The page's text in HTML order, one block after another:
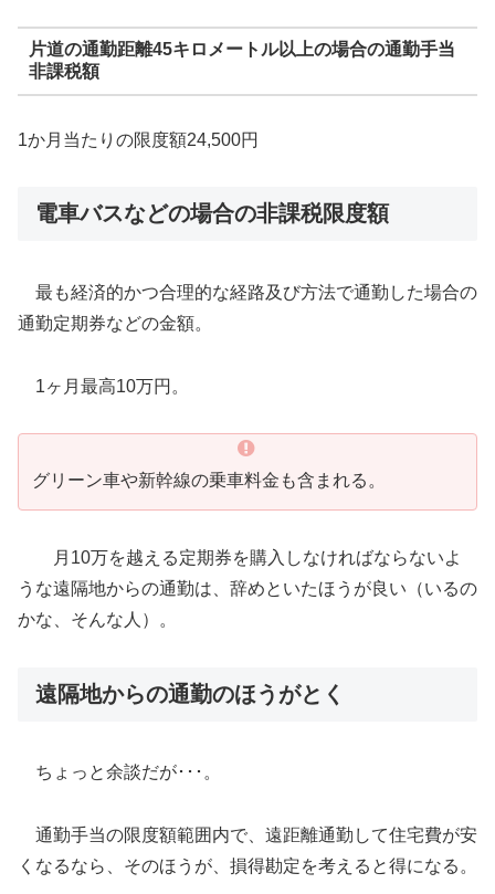
片道の通勤距離45キロメートル以上の場合の通勤手当
非課税額
1か月当たりの限度額24,500円
電車バスなどの場合の非課税限度額
最も経済的かつ合理的な経路及び方法で通勤した場合の
通勤定期券などの金額。
1ヶ月最高10万円。
グリーン車や新幹線の乗車料金も含まれる。
月10万を越える定期券を購入しなければならないよ
うな遠隔地からの通勤は、辞めといたほうが良い（いるの
かな、そんな人）。
遠隔地からの通勤のほうがとく
ちょっと余談だが･･･。
通勤手当の限度額範囲内で、遠距離通勤して住宅費が安
くなるなら、そのほうが、損得勘定を考えると得になる。